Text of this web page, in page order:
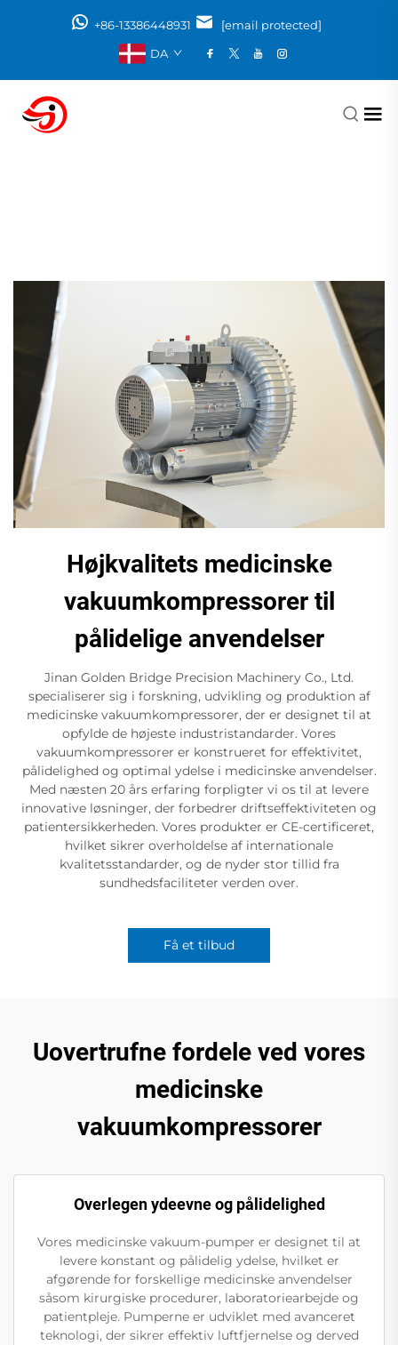
+86-13386448931
[email protected]
DA
Højkvalitets medicinske
vakuumkompressorer til
pålidelige anvendelser
Jinan Golden Bridge Precision Machinery Co., Ltd.
specialiserer sig i forskning, udvikling og produktion af
medicinske vakuumkompressorer, der er designet til at
opfylde de højeste industristandarder. Vores
vakuumkompressorer er konstrueret for effektivitet,
pålidelighed og optimal ydelse i medicinske anvendelser.
Med næsten 20 års erfaring forpligter vi os til at levere
innovative løsninger, der forbedrer driftseffektiviteten og
patientersikkerheden. Vores produkter er CE-certificeret,
hvilket sikrer overholdelse af internationale
kvalitetsstandarder, og de nyder stor tillid fra
sundhedsfaciliteter verden over.
Få et tilbud
Uovertrufne fordele ved vores
medicinske
vakuumkompressorer
Overlegen ydeevne og pålidelighed
Vores medicinske vakuum-pumper er designet til at
levere konstant og pålidelig ydelse, hvilket er
afgørende for forskellige medicinske anvendelser
såsom kirurgiske procedurer, laboratoriearbejde og
patientpleje. Pumperne er udviklet med avanceret
teknologi, der sikrer effektiv luftfjernelse og derved